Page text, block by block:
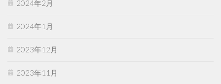
2024年2月
2024年1月
2023年12月
2023年11月